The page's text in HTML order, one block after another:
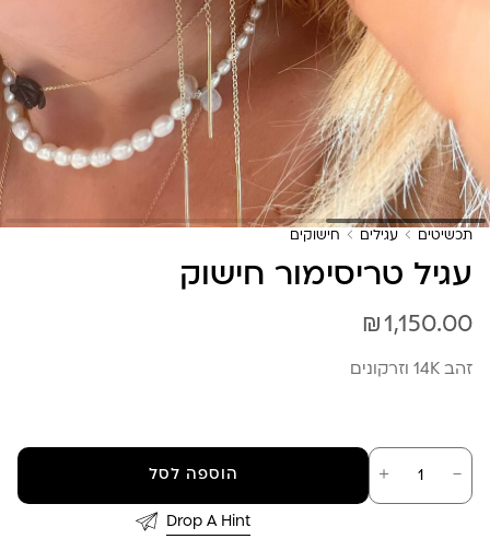
תכשיטים עגילים חישוקים
עגיל טריסימור חישוק
₪1,150.00
זהב 14K וזרקונים
－
כמות
של
עגיל
＋ הוספה לסל
Drop A Hint